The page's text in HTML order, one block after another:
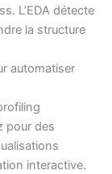
L’EDA détecte
la structure
automatiser
pour des
interactive.